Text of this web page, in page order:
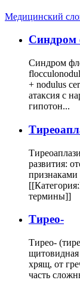
Медицинский
Cиндром
Синдром
+ nodulus
атаксия с
гипотон...
развития:
признаками
термины]]
Тирео-
Тирео-
хрящ, от
часть